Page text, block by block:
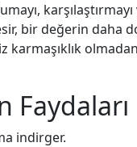
bir değerin daha
Faydaları
indirger.